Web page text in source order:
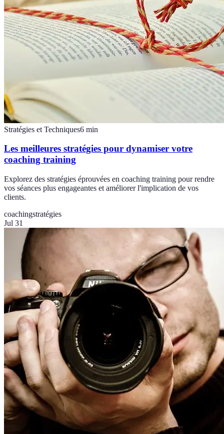
Stratégies et Techniques6 min
Les meilleures stratégies pour dynamiser votre
coaching training
Explorez des stratégies éprouvées en coaching training pour rendre
vos séances plus engageantes et améliorer l'implication de vos
clients.
coachingstratégies
Jul 31